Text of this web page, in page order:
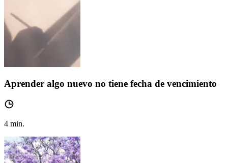
Aprender algo nuevo no tiene fecha de vencimiento
4 min.